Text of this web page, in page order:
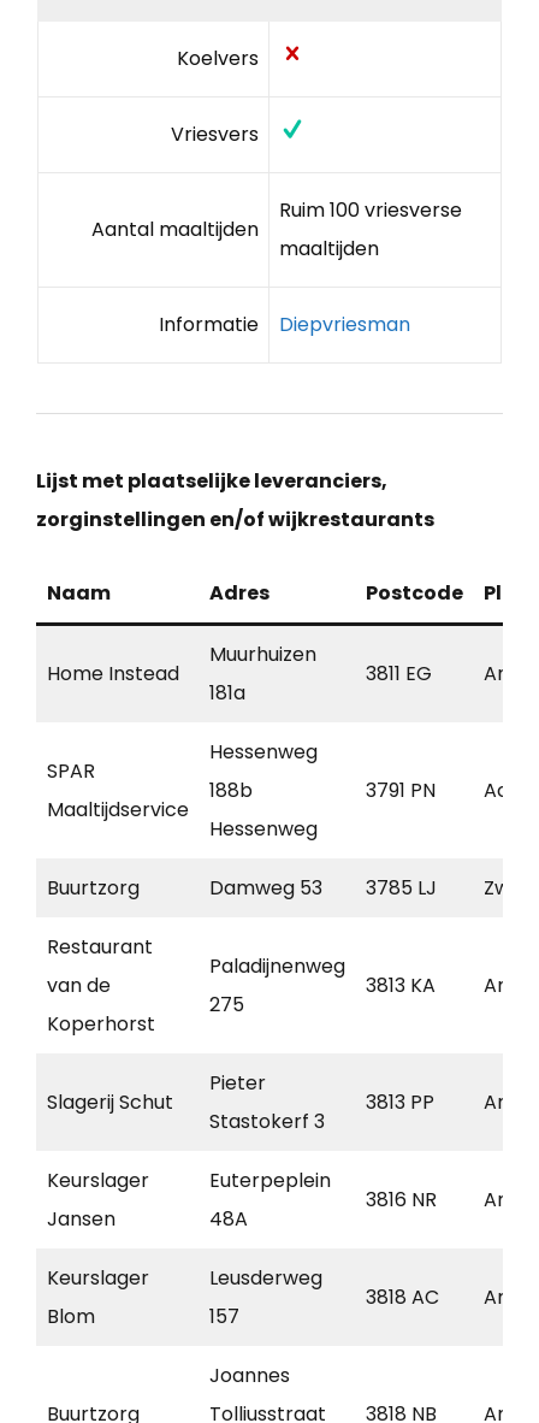
Koelvers
Vriesvers
Aantal maaltijden
Ruim 100 vriesverse
maaltijden
Informatie Diepvriesman
Lijst met plaatselijke leveranciers,
zorginstellingen en/of wijkrestaurants
Naam Adres Postcode
Home Instead
Muurhuizen
181a
3811 EG
SPAR
Maaltijdservice
Hessenweg
188b
Hessenweg
3791 PN
Buurtzorg Damweg 53 3785 LJ
Restaurant
van de
Koperhorst
Paladijnenweg
275
3813 KA
Slagerij Schut
Pieter
Stastokerf 3
3813 PP
Keurslager
Jansen
Euterpeplein
48A
3816 NR
Keurslager
Blom
Leusderweg
157
3818 AC
Buurtzorg
Joannes
Tolliusstraat
3818 NB